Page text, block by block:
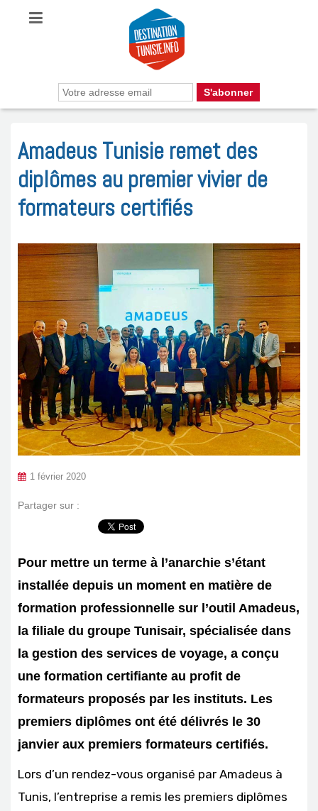
Amadeus Tunisie remet des
diplômes au premier vivier de
formateurs certifiés
1 février 2020
Partager sur :
Pour mettre un terme à l’anarchie s’étant
installée depuis un moment en matière de
formation professionnelle sur l’outil Amadeus,
la filiale du groupe Tunisair, spécialisée dans
la gestion des services de voyage, a conçu
une formation certifiante au profit de
formateurs proposés par les instituts. Les
premiers diplômes ont été délivrés le 30
janvier aux premiers formateurs certifiés.
Lors d’un rendez-vous organisé par Amadeus à
Tunis, l’entreprise a remis les premiers diplômes